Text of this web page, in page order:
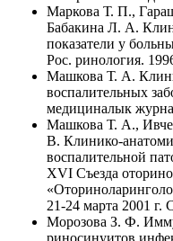
Маркова Т. П.,
Бабакина Л. А.
показатели у
Рос. ринология.
Машкова Т. А.
воспалительных
медициналык
Машкова Т. А.,
В. Клинико-
воспалительной
XVI Съезда
21-24 марта 2001 г.
Морозова З. Ф.